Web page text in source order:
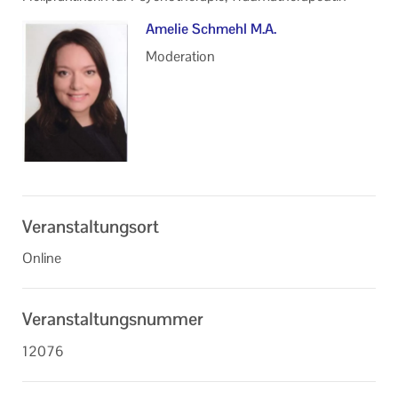
Amelie Schmehl M.A.
Moderation
Veranstaltungsort
Online
Veranstaltungsnummer
12076